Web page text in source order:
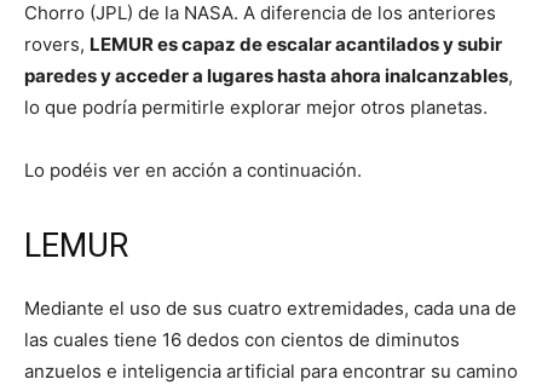
Chorro (JPL) de la NASA. A diferencia de los anteriores
rovers, LEMUR es capaz de escalar acantilados y subir
paredes y acceder a lugares hasta ahora inalcanzables,
lo que podría permitirle explorar mejor otros planetas.
Lo podéis ver en acción a continuación.
LEMUR
Mediante el uso de sus cuatro extremidades, cada una de
las cuales tiene 16 dedos con cientos de diminutos
anzuelos e inteligencia artificial para encontrar su camino